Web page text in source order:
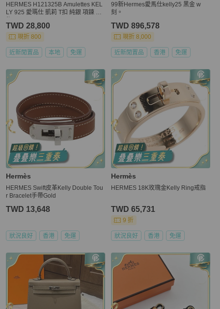
HERMES H121325B Amulettes KEL
LY 925 愛瑪仕 凱莉 T扣 純銀 項鍊 墬
TWD 28,800
現折 800
近新閒置品 本地 免運
99新Hermes愛馬仕kelly25 黑金 w
刻。
TWD 896,578
現折 8,000
近新閒置品 香港 免運
Hermès
HERMES Swift皮革Kelly Double Tou
r Bracelet手帶Gold
TWD 13,648
狀況良好 香港 免運
Hermès
HERMES 18K玫瑰金Kelly Ring戒指
TWD 65,731
9 折
狀況良好 香港 免運